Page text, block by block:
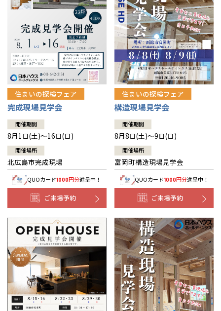
1メーターモジュール
冷暖房標準装備
24時間対応コールセンター
デザイン賞各種受賞
セントラルヒーティング
暮らし方提案
住まいのコラム
住まいのお手入れ集
介護保険利用で快適リフォーム
展示場案内
分譲マンション トップ
ワザックとは
高い信頼性
安心の管理体制
ギャラリー
会社情報
会社情報 トップ
ニュースリリース
代表ごあいさつ
企業理念
会社概要
事業部紹介
IR情報
木材調達指針
グループ会社紹介
CMギャラリー
お問い合わせ
会員サイト
住まいの探検フェア
完成現場見学会
開催期間
8月1日(土)～16日(日)
開催場所
北広島市完成現場
QUOカード1000円分進呈中！
ご来場予約
住まいの探検フェア
構造現場見学会
開催期間
8月8日(土)～9日(日)
開催場所
富岡町構造現場見学会
QUOカード1000円分進呈中！
ご来場予約